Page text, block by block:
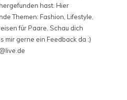
hast. Hier
Themen: Fashion, Lifestyle,
für Paare. Schau dich
mir gerne ein Feedback da :)